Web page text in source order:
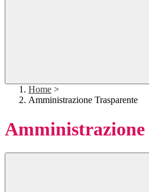
Home >
Amministrazione Trasparente
Amministrazione